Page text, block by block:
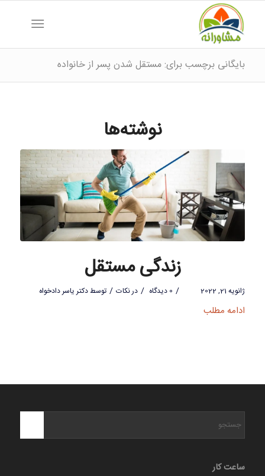
بایگانی برچسب برای: مستقل شدن پسر از خانواده
نوشته‌ها
زندگی مستقل
ژانویه 21, 2022 / 0 دیدگاه / درنکات / توسطدکتر یاسر دادخواه
ادامه مطلب
ساعت کار